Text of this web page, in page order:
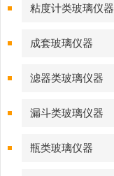
粘度计类玻璃仪器
成套玻璃仪器
滤器类玻璃仪器
漏斗类玻璃仪器
瓶类玻璃仪器